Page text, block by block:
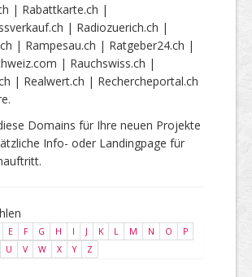
| Rabattkarte.ch |
| Radiozuerich.ch |
| Rampesau.ch | Ratgeber24.ch |
| Rauchswiss.ch |
| Realwert.ch | Rechercheportal.ch
Domains für Ihre neuen Projekte
Info- oder Landingpage für
E F G H I J K L M N O
P
U V W X Y Z